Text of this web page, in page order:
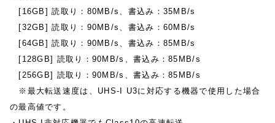
[16GB] 読取り：80MB/s、書込み：35MB/s
[32GB] 読取り：90MB/s、書込み：60MB/s
[64GB] 読取り：90MB/s、書込み：85MB/s
[128GB] 読取り：90MB/s、書込み：85MB/s
[256GB] 読取り：90MB/s、書込み：85MB/s
※最大転送速度は、UHS-I U3に対応する機器で使用した場合
の最高値です。